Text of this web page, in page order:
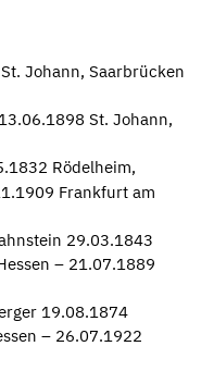
Johann, Saarbrücken
St. Johann,
Rödelheim,
Frankfurt am
29.03.1843
– 21.07.1889
19.08.1874
– 26.07.1922